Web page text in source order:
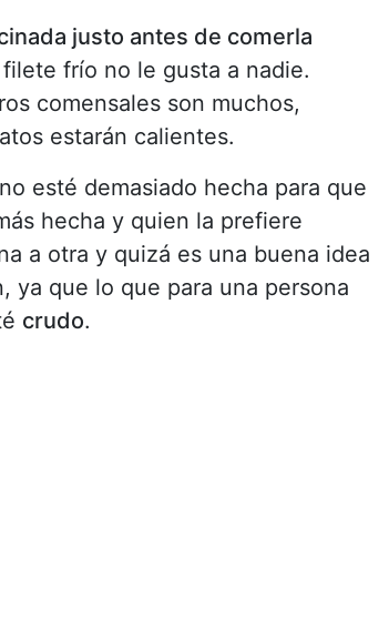
justo antes de comerla
frío no le gusta a nadie.
comensales son muchos,
estarán calientes.
esté demasiado hecha para que
hecha y quien la prefiere
a otra y quizá es una buena idea
ya que lo que para una persona
crudo.